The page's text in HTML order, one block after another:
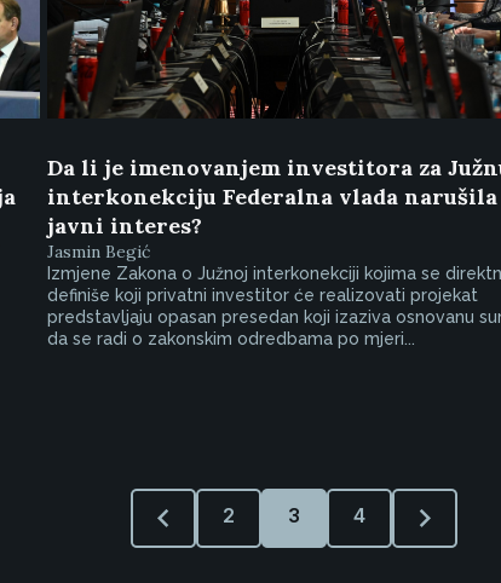
Da li je imenovanjem investitora za
interkonekciju Federalna vlada narušila
javni interes?
Jasmin Begić
Izmjene Zakona o Južnoj interkonekciji kojima se
definiše koji privatni investitor će realizovati projekat
predstavljaju opasan presedan koji izaziva osnovanu
da se radi o zakonskim odredbama po mjeri...
2 3 4